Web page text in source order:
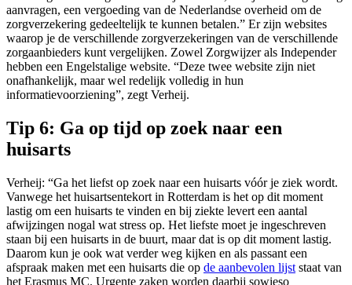
aanvragen, een vergoeding van de Nederlandse overheid om de
zorgverzekering gedeeltelijk te kunnen betalen.” Er zijn websites
waarop je de verschillende zorgverzekeringen van de verschillende
zorgaanbieders kunt vergelijken. Zowel Zorgwijzer als Independer
hebben een Engelstalige website. “Deze twee website zijn niet
onafhankelijk, maar wel redelijk volledig in hun
informatievoorziening”, zegt Verheij.
Tip 6: Ga op tijd op zoek naar een
huisarts
Verheij: “Ga het liefst op zoek naar een huisarts vóór je ziek wordt.
Vanwege het huisartsentekort in Rotterdam is het op dit moment
lastig om een huisarts te vinden en bij ziekte levert een aantal
afwijzingen nogal wat stress op. Het liefste moet je ingeschreven
staan bij een huisarts in de buurt, maar dat is op dit moment lastig.
Daarom kun je ook wat verder weg kijken en als passant een
afspraak maken met een huisarts die op de aanbevolen lijst staat van
het Erasmus MC. Urgente zaken worden daarbij sowieso